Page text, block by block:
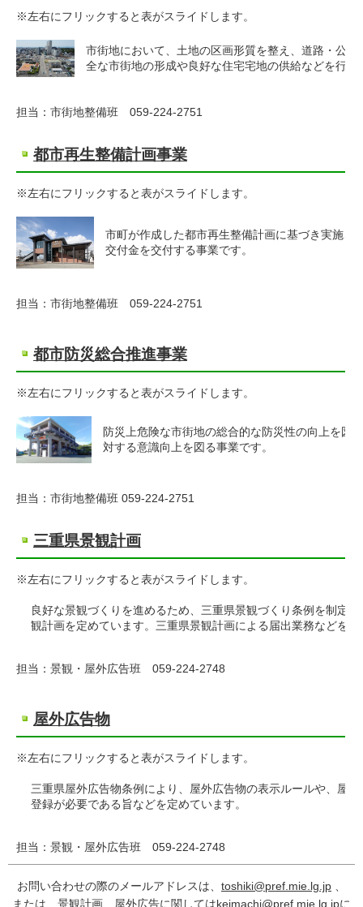
※左右にフリックすると表がスライドします。
市街地において、土地の区画形質を整え、道路・公
全な市街地の形成や良好な住宅宅地の供給などを行う
担当：市街地整備班 059-224-2751
都市再生整備計画事業
※左右にフリックすると表がスライドします。
市町が作成した都市再生整備計画に基づき実施さ
交付金を交付する事業です。
担当：市街地整備班 059-224-2751
都市防災総合推進事業
※左右にフリックすると表がスライドします。
防災上危険な市街地の総合的な防災性の向上を図
対する意識向上を図る事業です。
担当：市街地整備班 059-224-2751
三重県景観計画
※左右にフリックすると表がスライドします。
良好な景観づくりを進めるため、三重県景観づくり条例を制定
観計画を定めています。三重県景観計画による届出業務などを
担当：景観・屋外広告班 059-224-2748
屋外広告物
※左右にフリックすると表がスライドします。
三重県屋外広告物条例により、屋外広告物の表示ルールや、屋
登録が必要である旨などを定めています。
担当：景観・屋外広告班 059-224-2748
お問い合わせの際のメールアドレスは、 toshiki@pref.mie.lg.jp
または、景観計画、屋外広告に関してはkeimachi@pref.mie.lg.jpに